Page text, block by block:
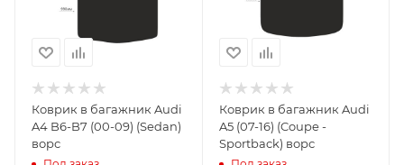
Коврик в багажник Audi
A4 B6-B7 (00-09) (Sedan)
ворс
Коврик в багажник Audi
A5 (07-16) (Coupe -
Sportback) ворс